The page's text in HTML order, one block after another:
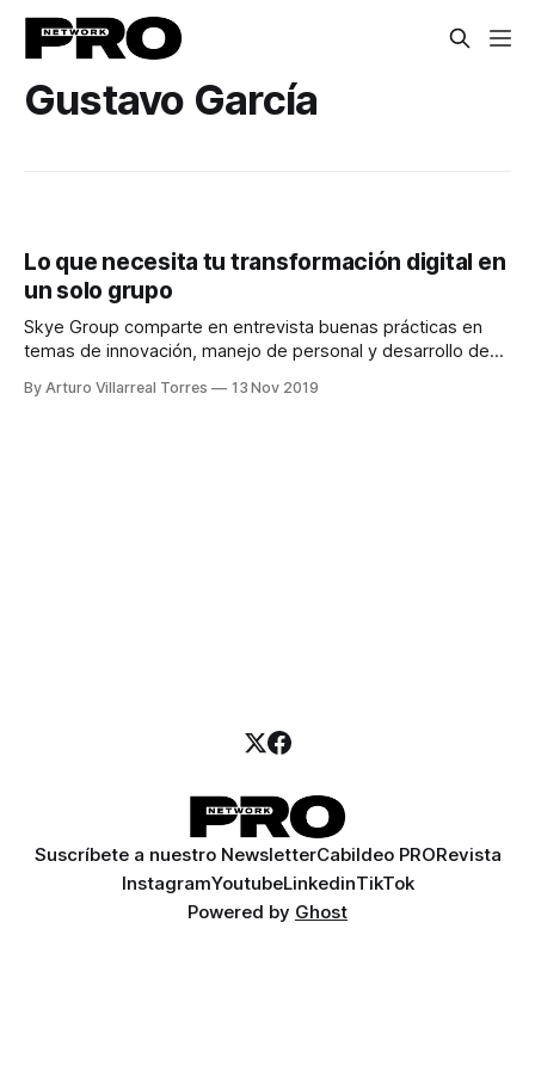
Gustavo García
Lo que necesita tu transformación digital en
un solo grupo
Skye Group comparte en entrevista buenas prácticas en
temas de innovación, manejo de personal y desarrollo de
By Arturo Villarreal Torres 13 Nov 2019
Suscríbete a nuestro NewsletterCabildeo PRORevista
InstagramYoutubeLinkedinTikTok
Powered by Ghost